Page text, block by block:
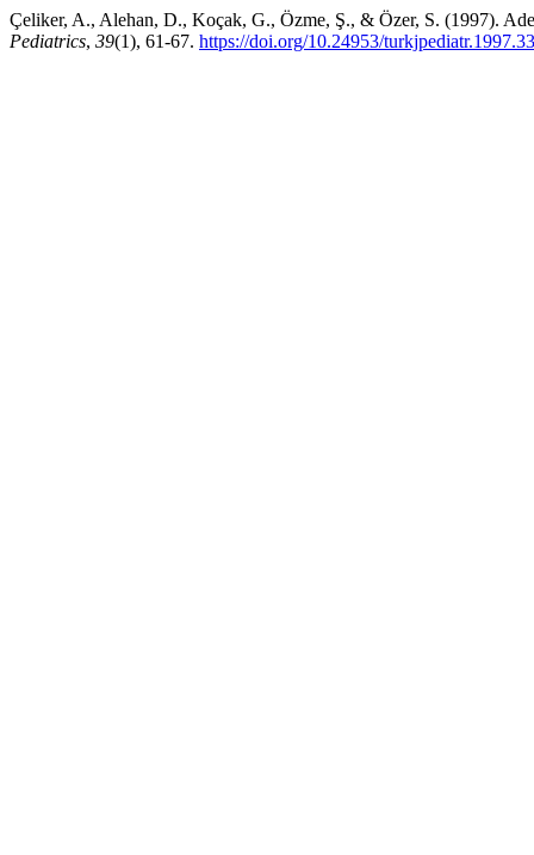
Çeliker, A., Alehan, D., Koçak, G., Özme, Ş., & Özer, S. (1997).
Pediatrics, 39(1), 61-67. https://doi.org/10.24953/